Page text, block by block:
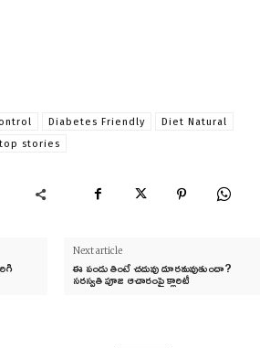
Diabetes Friendly
Diet Natural
top stories
Next article
ఈ పండు తింటే చదువు దూరమవుతుందా?
సరస్వతి పూజ ఆచారంపై క్లారిటీ